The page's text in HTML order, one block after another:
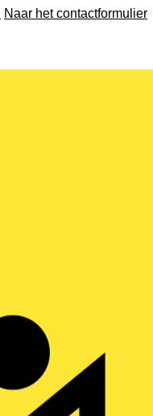
Naar het contactformulier